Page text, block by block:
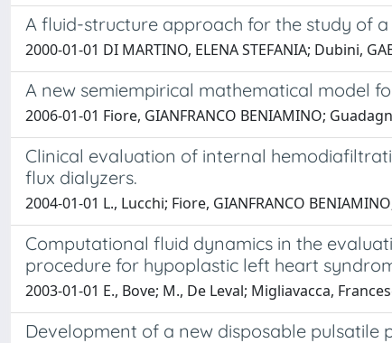
A fluid-structure approach for the study of
2000-01-01 DI MARTINO, ELENA STEFANIA; Dubini,
A new semiempirical mathematical model
2006-01-01 Fiore, GIANFRANCO BENIAMINO;
Clinical evaluation of internal
flux dialyzers.
2004-01-01 L., Lucchi; Fiore, GIANFRANCO
Computational fluid dynamics in the
procedure for hypoplastic left heart
2003-01-01 E., Bove; M., De Leval; Migliavacca,
Development of a new disposable